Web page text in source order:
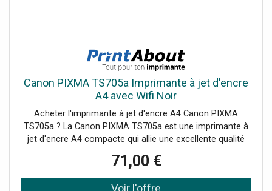
Canon PIXMA TS705a Imprimante à jet d'encre
A4 avec Wifi Noir
Acheter l'imprimante à jet d'encre A4 Canon PIXMA
TS705a ? La Canon PIXMA TS705a est une imprimante à
jet d'encre A4 compacte qui allie une excellente qualité
imprimante offre des impressions couleur et noir et blanc
rapides et....
71,00 €